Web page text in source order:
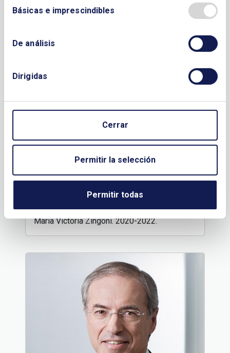
Básicas e imprescindibles
De análisis
Dirigidas
Cerrar
Permitir la selección
Permitir todas
María Victoria Zingoni. 2020-2022.